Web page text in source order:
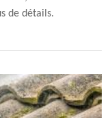
de détails.